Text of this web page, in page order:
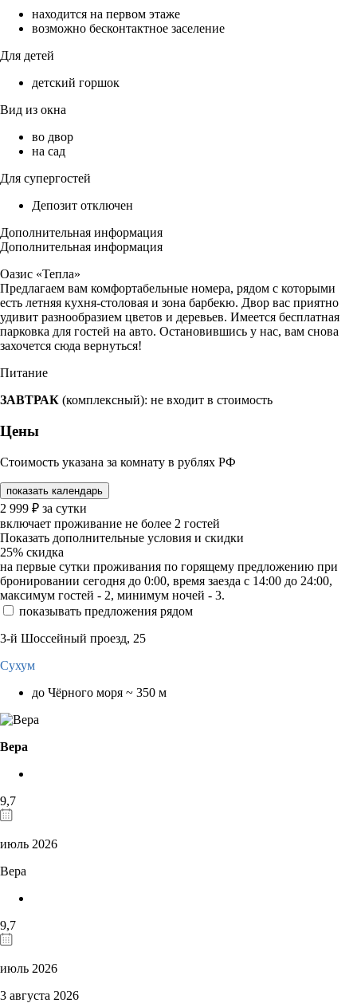
находится на первом этаже
возможно бесконтактное заселение
Для детей
детский горшок
Вид из окна
во двор
на сад
Для супергостей
Депозит отключен
Дополнительная информация
Дополнительная информация
Оазис «Тепла»
Предлагаем вам комфортабельные номера, рядом с которыми
есть летняя кухня-столовая и зона барбекю. Двор вас приятно
удивит разнообразием цветов и деревьев. Имеется бесплатная
парковка для гостей на авто. Остановившись у нас, вам снова
захочется сюда вернуться!
Питание
ЗАВТРАК (комплексный): не входит в стоимость
Цены
Стоимость указана за комнату в рублях РФ
показать календарь
2 999 ₽ за сутки
включает проживание не более 2 гостей
Показать дополнительные условия и скидки
25% скидка
на первые сутки проживания по горящему предложению при
бронировании сегодня до 0:00, время заезда с 14:00 до 24:00,
максимум гостей - 2, минимум ночей - 3.
показывать предложения рядом
3-й Шоссейный проезд, 25
Сухум
до Чёрного моря ~ 350 м
Вера
9,7
июль 2026
Вера
9,7
июль 2026
3 августа 2026